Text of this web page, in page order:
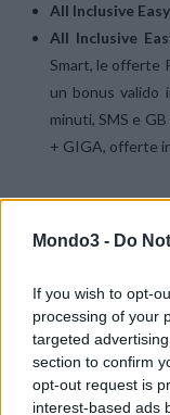
Mondo3 - Do
If you wish to opt-
processing of your
targeted
section to confirm
opt-out request is
interest-based ads
All Inclusive
All Inclusive
Smart, le offerte
un bonus valido
minuti, SMS e
+ GIGA, offerte